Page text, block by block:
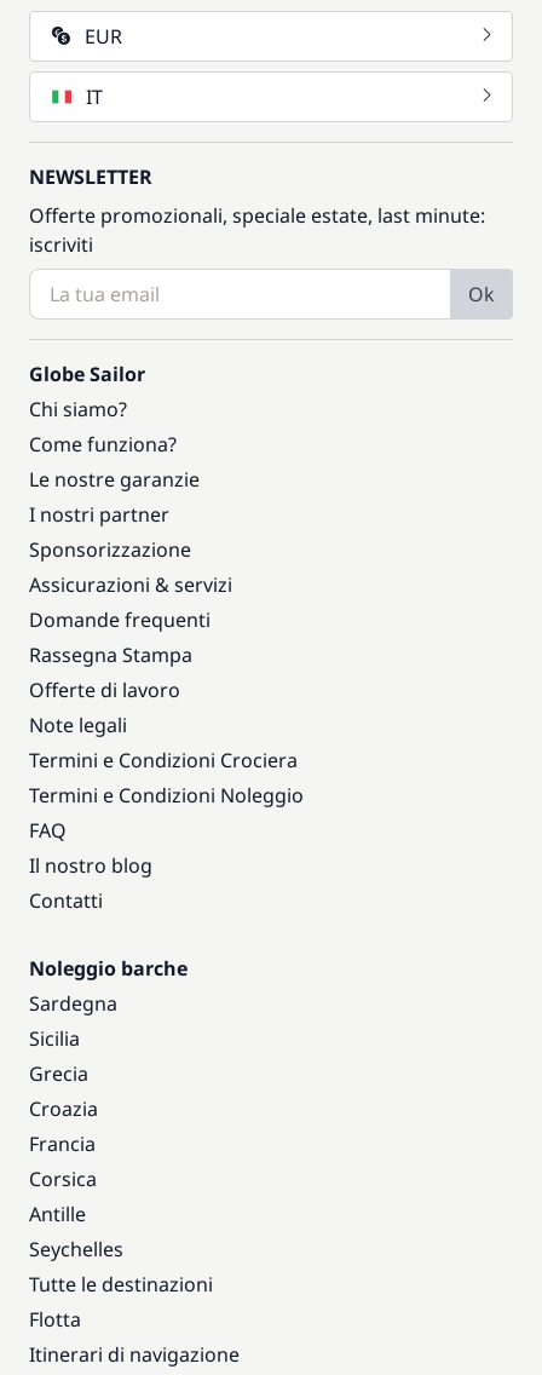
EUR
IT
NEWSLETTER
Offerte promozionali, speciale estate, last minute:
iscriviti
Ok
Globe Sailor
Chi siamo?
Come funziona?
Le nostre garanzie
I nostri partner
Sponsorizzazione
Assicurazioni & servizi
Domande frequenti
Rassegna Stampa
Offerte di lavoro
Note legali
Termini e Condizioni Crociera
Termini e Condizioni Noleggio
FAQ
Il nostro blog
Contatti
Noleggio barche
Sardegna
Sicilia
Grecia
Croazia
Francia
Corsica
Antille
Seychelles
Tutte le destinazioni
Flotta
Itinerari di navigazione